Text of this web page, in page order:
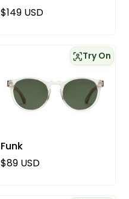
Normaali hinta
$149 USD
Funk
Try On
Normaali hinta
$89 USD